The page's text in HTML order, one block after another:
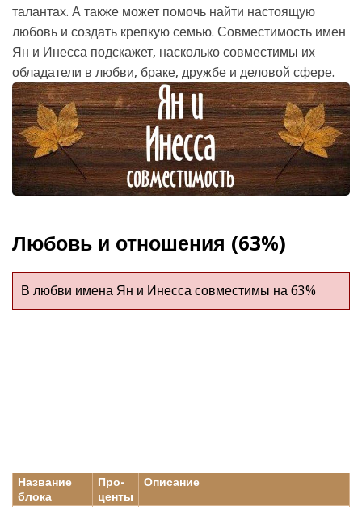
талантах. А также может помочь найти настоящую
любовь и создать крепкую семью. Совместимость имен
Ян и Инесса подскажет, насколько совместимы их
обладатели в любви, браке, дружбе и деловой сфере.
Любовь и отношения (63%)
В любви имена Ян и Инесса совместимы на 63%
Название
блока
Про-
центы
Описание